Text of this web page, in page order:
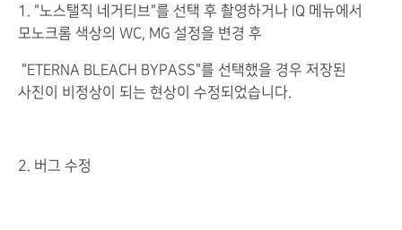
1. "노스탤직 네거티브"를 선택 후 촬영하거나 IQ 메뉴에서
모노크롬 색상의 WC, MG 설정을 변경 후
"ETERNA BLEACH BYPASS"를 선택했을 경우 저장된
사진이 비정상이 되는 현상이 수정되었습니다.
2. 버그 수정